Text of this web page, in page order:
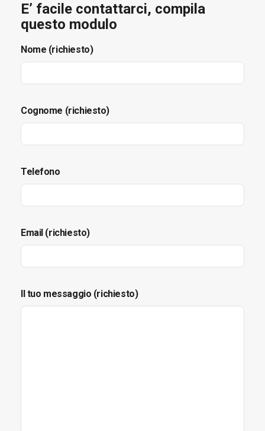
E’ facile contattarci, compila
questo modulo
Nome (richiesto)
Cognome (richiesto)
Telefono
Email (richiesto)
Il tuo messaggio (richiesto)